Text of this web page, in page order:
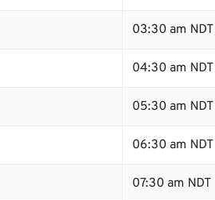
03:30 am NDT
04:30 am NDT
05:30 am NDT
06:30 am NDT
07:30 am NDT